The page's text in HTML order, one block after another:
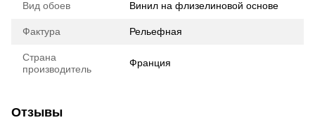
Вид обоев Винил на флизелиновой основе
Фактура Рельефная
Страна
производитель
Франция
Отзывы